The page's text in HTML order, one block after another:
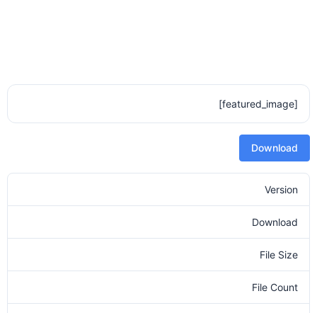
[featured_image]
Download
Version
Download
File Size
File Count